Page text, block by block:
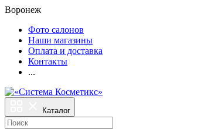
Воронеж
Фото салонов
Наши магазины
Оплата и доставка
Контакты
...
Каталог